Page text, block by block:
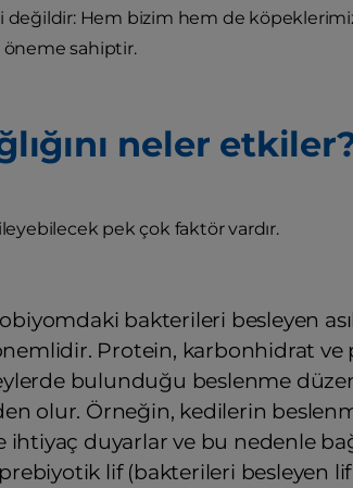
değildir: Hem bizim hem de
öneme sahiptir.
neler
pek çok faktör vardır.
bakterileri besleyen
Protein, karbonhidrat ve
bulunduğu beslenme
olur. Örneğin, kedilerin
duyarlar ve bu nedenle
lif (bakterileri besleyen